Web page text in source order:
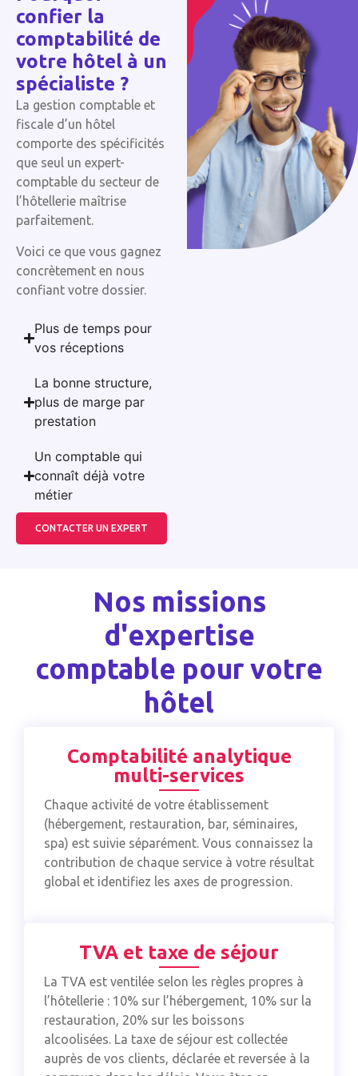
confier la
comptabilité de
votre hôtel à un
spécialiste ?
La gestion comptable et
fiscale d’un hôtel
comporte des spécificités
que seul un expert-
comptable du secteur de
l’hôtellerie maîtrise
parfaitement.
Voici ce que vous gagnez
concrètement en nous
confiant votre dossier.
Plus de temps pour
vos réceptions
La bonne structure,
plus de marge par
prestation
Un comptable qui
connaît déjà votre
métier
CONTACTER UN EXPERT
Nos missions
d'expertise
comptable pour votre
hôtel
Comptabilité analytique
multi-services
Chaque activité de votre établissement
(hébergement, restauration, bar, séminaires,
spa) est suivie séparément. Vous connaissez la
contribution de chaque service à votre résultat
global et identifiez les axes de progression.
TVA et taxe de séjour
La TVA est ventilée selon les règles propres à
l’hôtellerie : 10% sur l’hébergement, 10% sur la
restauration, 20% sur les boissons
alcoolisées. La taxe de séjour est collectée
auprès de vos clients, déclarée et reversée à la